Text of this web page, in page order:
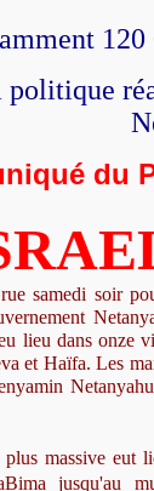
politique
du
samedi soir
lieu dans onze
et Haïfa. Les
plus massive eut
jusqu'au